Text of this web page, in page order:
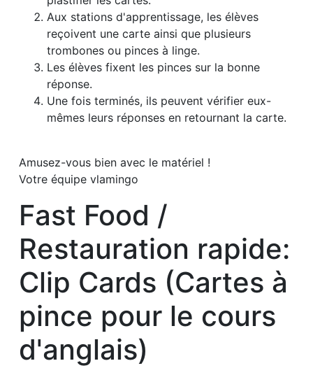
Aux stations d'apprentissage, les élèves
reçoivent une carte ainsi que plusieurs
trombones ou pinces à linge.
Les élèves fixent les pinces sur la bonne
réponse.
Une fois terminés, ils peuvent vérifier eux-
mêmes leurs réponses en retournant la carte.
Amusez-vous bien avec le matériel !
Votre équipe vlamingo
Fast Food /
Restauration rapide:
Clip Cards (Cartes à
pince pour le cours
d'anglais)